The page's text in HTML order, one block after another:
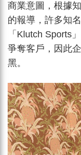
商業意圖，根據
的報導，許多知
「Klutch Sports
爭奪客戶，因此
黑。